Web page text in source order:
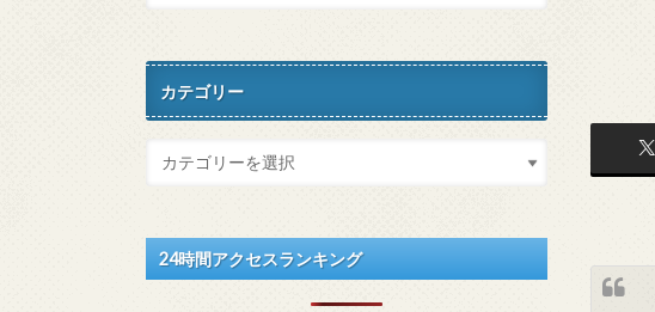
カテゴリー
24時間アクセスランキング